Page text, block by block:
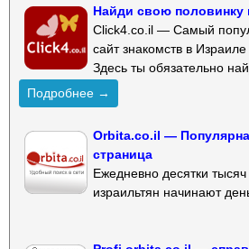
Найди свою половинку
Click4.co.il — Самый
сайт знакомств в
Здесь ты обязательно
Подробнее →
Orbita.co.il —
страница
Ежедневно десятки
израильтян начинают